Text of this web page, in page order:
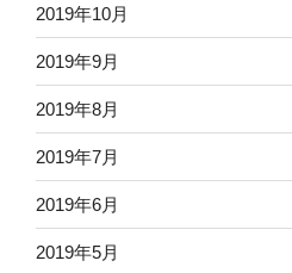
2019年10月
2019年9月
2019年8月
2019年7月
2019年6月
2019年5月